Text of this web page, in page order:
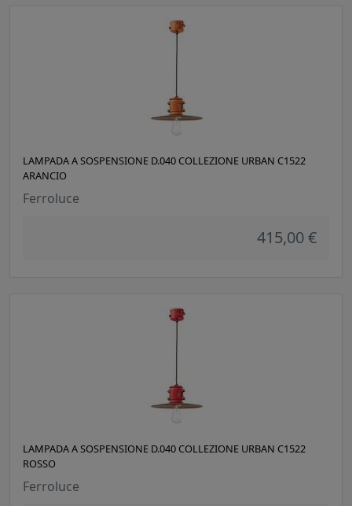
LAMPADA A SOSPENSIONE D.040 COLLEZIONE URBAN C1522
ARANCIO
Ferroluce
415,00 €
LAMPADA A SOSPENSIONE D.040 COLLEZIONE URBAN C1522
ROSSO
Ferroluce